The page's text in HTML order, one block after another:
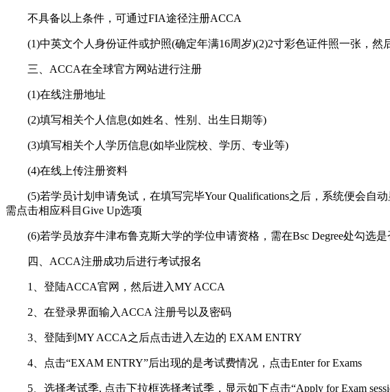
不具备以上条件，可通过FIA途径注册ACCA
(1)中英文个人身份证件或护照(确定年满16周岁)(2)2寸彩色证件照一张，然
三、ACCA在全球官方网站进行注册
(1)在线注册地址
(2)填写相关个人信息(如姓名、性别、出生日期等)
(3)填写相关个人学历信息(如毕业院校、学历、专业等)
(4)在线上传注册资料
(5)若学员计划申请免试，在填写完毕Your Qualifications之后，系统便会自
需点击相应科目Give Up选项
(6)若学员放弃牛津布鲁克斯大学的学位申请资格，需在Bsc Degree处勾选是
四、ACCA注册成功后进行考试报名
1、登陆ACCA官网，然后进入MY ACCA
2、在登录界面输入ACCA 注册号以及密码
3、登陆到MY ACCA之后点击进入左边的 EXAM ENTRY
4、点击“EXAM ENTRY”后出现的是考试费情况，点击Enter for Exams
5、选择考试季, 点击下拉框选择考试季，显示如下点击“Apply for Exam